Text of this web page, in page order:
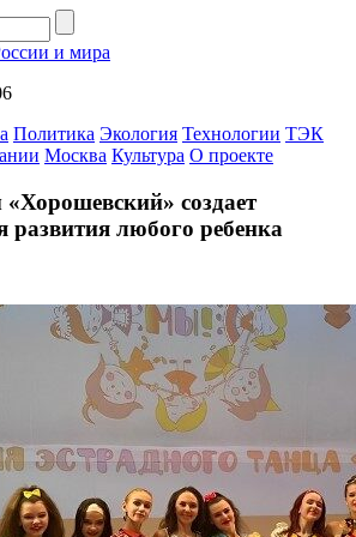
и мира
Политика Экология Технологии ТЭК
Москва Культура О проекте
создает
развития любого ребенка